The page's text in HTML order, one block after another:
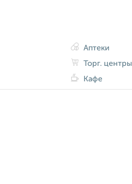
Аптеки
Торг. центры
Кафе